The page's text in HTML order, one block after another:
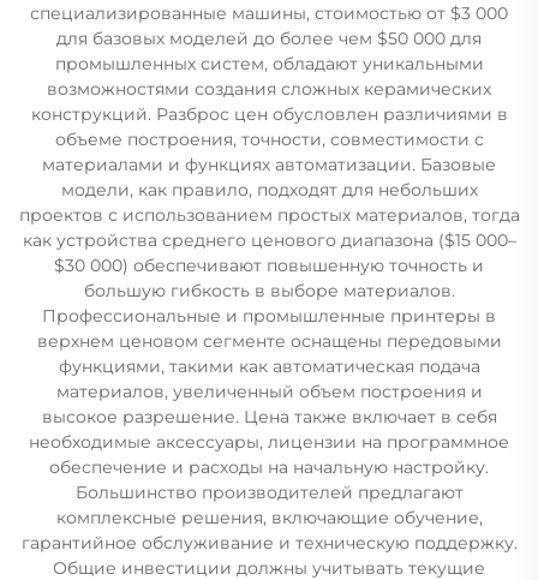
специализированные машины, стоимостью от $3 000
для базовых моделей до более чем $50 000 для
промышленных систем, обладают уникальными
возможностями создания сложных керамических
конструкций. Разброс цен обусловлен различиями в
объеме построения, точности, совместимости с
материалами и функциях автоматизации. Базовые
модели, как правило, подходят для небольших
проектов с использованием простых материалов, тогда
как устройства среднего ценового диапазона ($15 000–
$30 000) обеспечивают повышенную точность и
большую гибкость в выборе материалов.
Профессиональные и промышленные принтеры в
верхнем ценовом сегменте оснащены передовыми
функциями, такими как автоматическая подача
материалов, увеличенный объем построения и
высокое разрешение. Цена также включает в себя
необходимые аксессуары, лицензии на программное
обеспечение и расходы на начальную настройку.
Большинство производителей предлагают
комплексные решения, включающие обучение,
гарантийное обслуживание и техническую поддержку.
Общие инвестиции должны учитывать текущие